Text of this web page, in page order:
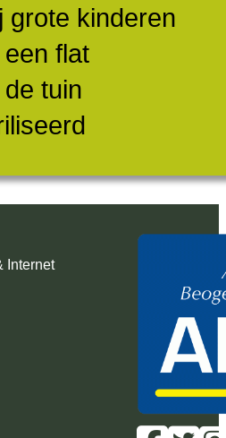
grote kinderen
flat
tuin
Internet